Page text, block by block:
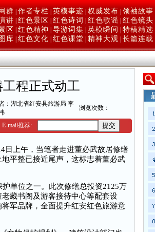
群 作者专栏 英模事迹 权威发布 领袖故事
讲 红色景区 红色诗词 红色歌谣 红色镜头
区 红色精神 导游词集 英模瞬间 特稿精选
库 红色文化 红色课堂 精神大观 长篇连载
程正式动工
：湖北省红安县旅游局 李
浏览次数：
E-mail推荐:
日上午，当笔者走进董必武故居修缮
平整已接近尾声，这标志着董必武
单位之一。此次修缮总投资2125万
藏书阁及游客接待中心等配套设
军品牌，全面提升红安红色旅游意